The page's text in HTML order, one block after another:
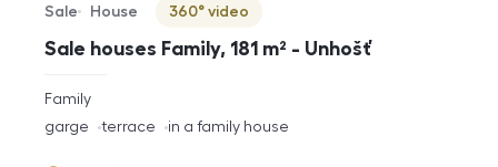
Sale houses Family, 181 m² - Unhošť
Offer type
Sale
Property type
House
Virtuální prohlídka
360° video
rozměry
disposition
Family
funkce
garge terrace in a family house